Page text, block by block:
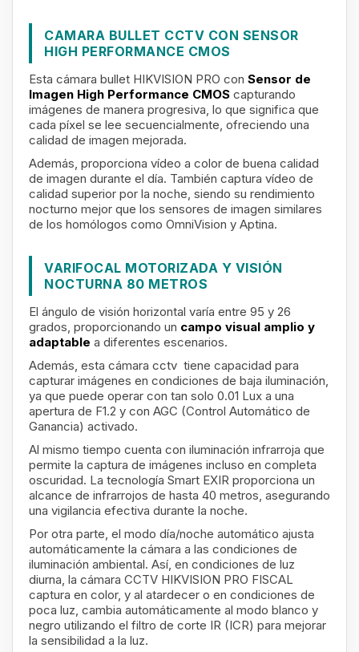
CAMARA BULLET CCTV CON SENSOR
HIGH PERFORMANCE CMOS
Esta cámara bullet HIKVISION PRO con Sensor de
Imagen High Performance CMOS capturando
imágenes de manera progresiva, lo que significa que
cada píxel se lee secuencialmente, ofreciendo una
calidad de imagen mejorada.
Además, proporciona vídeo a color de buena calidad
de imagen durante el día. También captura vídeo de
calidad superior por la noche, siendo su rendimiento
nocturno mejor que los sensores de imagen similares
de los homólogos como OmniVision y Aptina.
VARIFOCAL MOTORIZADA Y VISIÓN
NOCTURNA 80 METROS
El ángulo de visión horizontal varía entre 95 y 26
grados, proporcionando un campo visual amplio y
adaptable a diferentes escenarios.
Además, esta cámara cctv tiene capacidad para
capturar imágenes en condiciones de baja iluminación,
ya que puede operar con tan solo 0.01 Lux a una
apertura de F1.2 y con AGC (Control Automático de
Ganancia) activado.
Al mismo tiempo cuenta con iluminación infrarroja que
permite la captura de imágenes incluso en completa
oscuridad. La tecnología Smart EXIR proporciona un
alcance de infrarrojos de hasta 40 metros, asegurando
una vigilancia efectiva durante la noche.
Por otra parte, el modo día/noche automático ajusta
automáticamente la cámara a las condiciones de
iluminación ambiental. Así, en condiciones de luz
diurna, la cámara CCTV HIKVISION PRO FISCAL
captura en color, y al atardecer o en condiciones de
poca luz, cambia automáticamente al modo blanco y
negro utilizando el filtro de corte IR (ICR) para mejorar
la sensibilidad a la luz.